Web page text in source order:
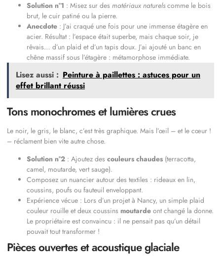
Solution n°1 : Misez sur des matériaux naturelscomme le bois
brut, le cuir patiné ou la pierre.
Anecdote : J’ai craqué une fois pour une immense étagère en
acier. Résultat : l’espace était superbe, mais chaque soir, je
rêvais… d’un plaid et d’un tapis doux. J’ai ajouté un banc en
chêne massif sous l’étagère : métamorphose immédiate.
Lisez aussi : Peinture à paillettes : astuces pour un
effet brillant réussi
Tons monochromes et lumières crues
Le noir, le gris, le blanc, c’est très graphique. Mais l’œil – et le cœur !
– réclament bien vite autre chose.
Solution n°2 : Ajoutez des couleurs chaudes (terracotta,
camel, moutarde, vert sauge).
Composez un nuancier autour des textiles : rideaux en lin,
coussins, poufs ou fauteuil enveloppant.
Expérience vécue : Lors d’un projet à Nancy, un simple plaid
couleur rouille et deux coussins moutarde ont changé la donne.
Le propriétaire est convaincu : il ne pensait pas qu’un détail
pouvait tout transformer !
Pièces ouvertes et acoustique glaciale